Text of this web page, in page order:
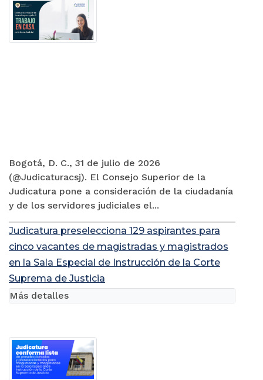
Bogotá, D. C., 31 de julio de 2026
(@Judicaturacsj). El Consejo Superior de la
Judicatura pone a consideración de la ciudadanía
y de los servidores judiciales el...
Judicatura preselecciona 129 aspirantes para
cinco vacantes de magistradas y magistrados
en la Sala Especial de Instrucción de la Corte
Suprema de Justicia
Más detalles